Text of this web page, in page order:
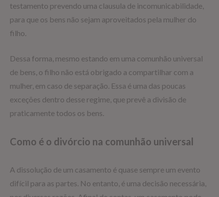
testamento prevendo uma clausula de incomunicabilidade,
para que os bens não sejam aproveitados pela mulher do
filho.
Dessa forma, mesmo estando em uma comunhão universal
de bens, o filho não está obrigado a compartilhar com a
mulher, em caso de separação. Essa é uma das poucas
exceções dentro desse regime, que prevê a divisão de
praticamente todos os bens.
Como é o divórcio na comunhão universal
A dissolução de um casamento é quase sempre um evento
difícil para as partes. No entanto, é uma decisão necessária,